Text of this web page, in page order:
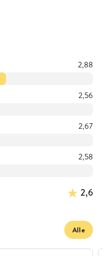
2,88
2,56
2,67
2,58
2,6
Alle